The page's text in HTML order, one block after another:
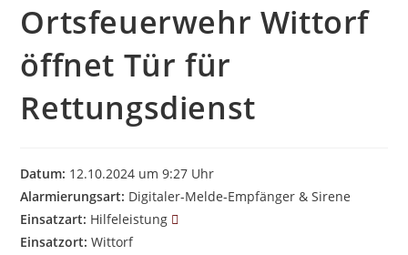
Ortsfeuerwehr Wittorf
öffnet Tür für
Rettungsdienst
Datum: 12.10.2024 um 9:27 Uhr
Alarmierungsart: Digitaler-Melde-Empfänger & Sirene
Einsatzart: Hilfeleistung
Einsatzort: Wittorf